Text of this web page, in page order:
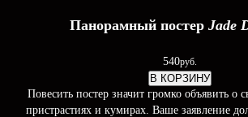
Панорамный постер Jade
540руб.
В КОРЗИНУ
Повесить постер значит громко объявить о
пристрастиях и кумирах. Ваше заявление